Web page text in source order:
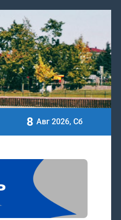
8 Авг 2026, Сб